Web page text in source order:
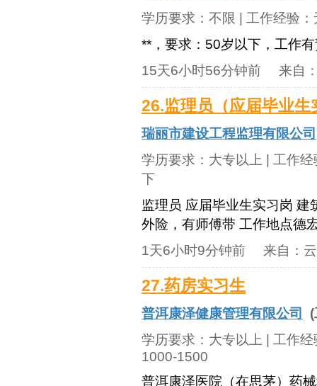
学历要求： 不限 | 工作经验：
**，要求：50岁以下，工作
15天6小时56分钟前 来自
26.监理员（应届毕业生
瑞丽市建设工程监理有限公司
学历要求： 大专以上 | 工作
下
监理员 应届毕业生实习岗
外险，有师傅带 工作地点德
1天6小时9分钟前 来自：
27.药房实习生
普洱康泽健康管理有限公司
学历要求： 大专以上 | 工作
1000-1500
普洱康泽医院（在思茅）药